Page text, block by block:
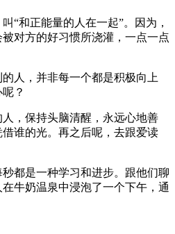
“和正能量的人在一起”。因为，
对方的好习惯所浇灌，一点一点
人，并非每一个都是积极向上
？
，保持头脑清醒，永远心地善
谁的光。再之后呢，去跟爱读
都是一种学习和进步。跟他们聊
牛奶温泉中浸泡了一个下午，通